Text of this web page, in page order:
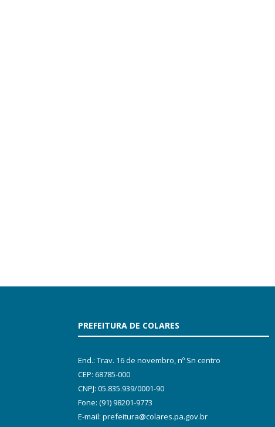
PREFEITURA DE COLARES
End.: Trav. 16 de novembro, nº Sn centro
CEP: 68785-000
CNPJ: 05.835.939/0001-90
Fone: (91) 98201-9773
E-mail: prefeitura@colares.pa.gov.br